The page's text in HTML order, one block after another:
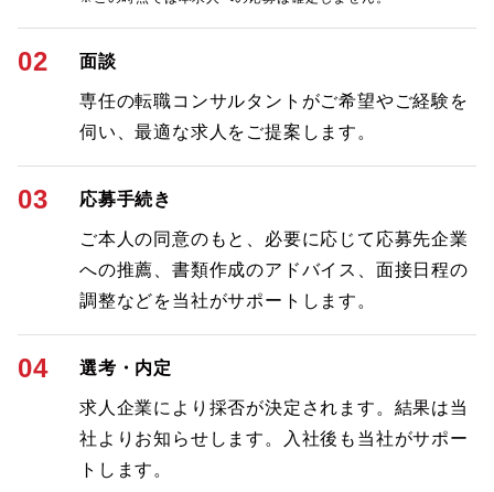
02 面談
専任の転職コンサルタントがご希望やご経験を
伺い、最適な求人をご提案します。
03 応募手続き
ご本人の同意のもと、必要に応じて応募先企業
への推薦、書類作成のアドバイス、面接日程の
調整などを当社がサポートします。
04 選考・内定
求人企業により採否が決定されます。結果は当
社よりお知らせします。入社後も当社がサポー
トします。